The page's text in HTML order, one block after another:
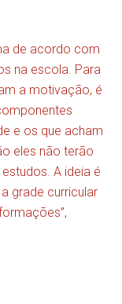
de acordo com
na escola. Para
a motivação, é
e os que acham
eles não terão
A ideia é
grade curricular